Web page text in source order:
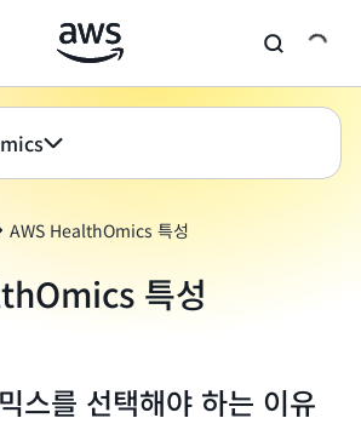
AWS HealthOmics 특성
특성
스를 선택해야 하는 이유